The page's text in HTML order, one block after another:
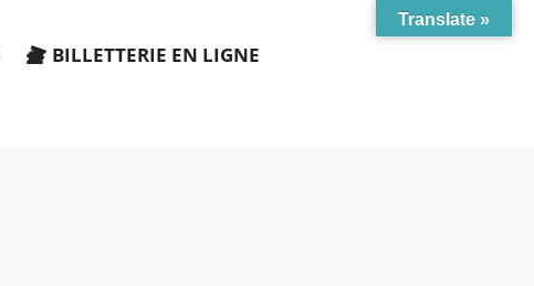
BILLETTERIE EN LIGNE
Translate »